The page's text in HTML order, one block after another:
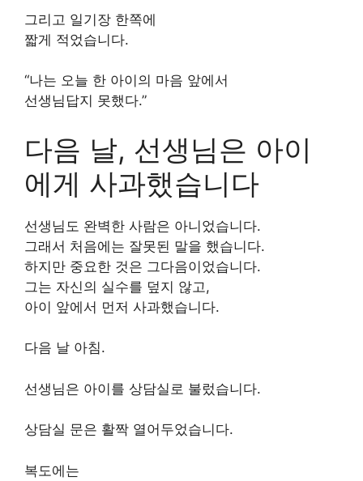
그리고 일기장 한쪽에
짧게 적었습니다.
“나는 오늘 한 아이의 마음 앞에서
선생님답지 못했다.”
다음 날, 선생님은 아이
에게 사과했습니다
선생님도 완벽한 사람은 아니었습니다.
그래서 처음에는 잘못된 말을 했습니다.
하지만 중요한 것은 그다음이었습니다.
그는 자신의 실수를 덮지 않고,
아이 앞에서 먼저 사과했습니다.
다음 날 아침.
선생님은 아이를 상담실로 불렀습니다.
상담실 문은 활짝 열어두었습니다.
복도에는